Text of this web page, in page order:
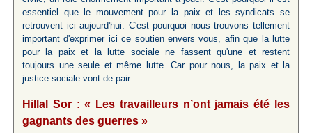
essentiel que le mouvement pour la paix et les syndicats se
retrouvent ici aujourd'hui. C'est pourquoi nous trouvons tellement
important d'exprimer ici ce soutien envers vous, afin que la lutte
pour la paix et la lutte sociale ne fassent qu'une et restent
toujours une seule et même lutte. Car pour nous, la paix et la
justice sociale vont de pair.
Hillal Sor : « Les travailleurs n’ont jamais été les
gagnants des guerres »